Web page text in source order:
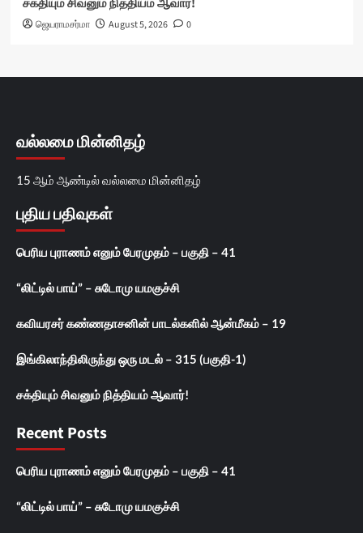
சக்தியும் சிவனும் நித்தியம் ஆவார்!
ஜெயராமசர்மா August 5, 2026 0
வல்லமை மின்னிதழ்
15 ஆம் ஆண்டில் வல்லமை மின்னிதழ்
புதிய பதிவுகள்
பெரிய புராணம் எனும் பேரமுதம் – பகுதி – 41
“லிட்டில் பாய்” – சுடோமு யமகுச்சி
கவியரசர் கண்ணதாசனின் பாடல்களில் ஆன்மீகம் – 19
இங்கிலாந்திலிருந்து ஒரு மடல் – 315 (பகுதி-1)
சக்தியும் சிவனும் நித்தியம் ஆவார்!
Recent Posts
பெரிய புராணம் எனும் பேரமுதம் – பகுதி – 41
“லிட்டில் பாய்” – சுடோமு யமகுச்சி